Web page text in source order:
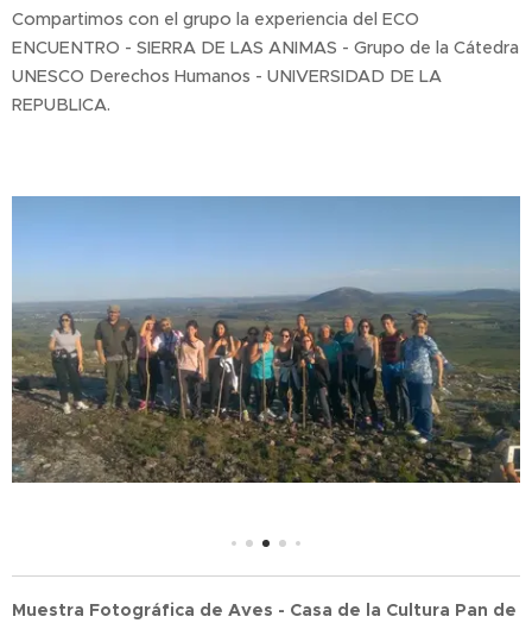
Compartimos con el grupo la experiencia del ECO
ENCUENTRO - SIERRA DE LAS ANIMAS - Grupo de la Cátedra
UNESCO Derechos Humanos - UNIVERSIDAD DE LA
REPUBLICA.
Muestra Fotográfica de Aves - Casa de la Cultura Pan de